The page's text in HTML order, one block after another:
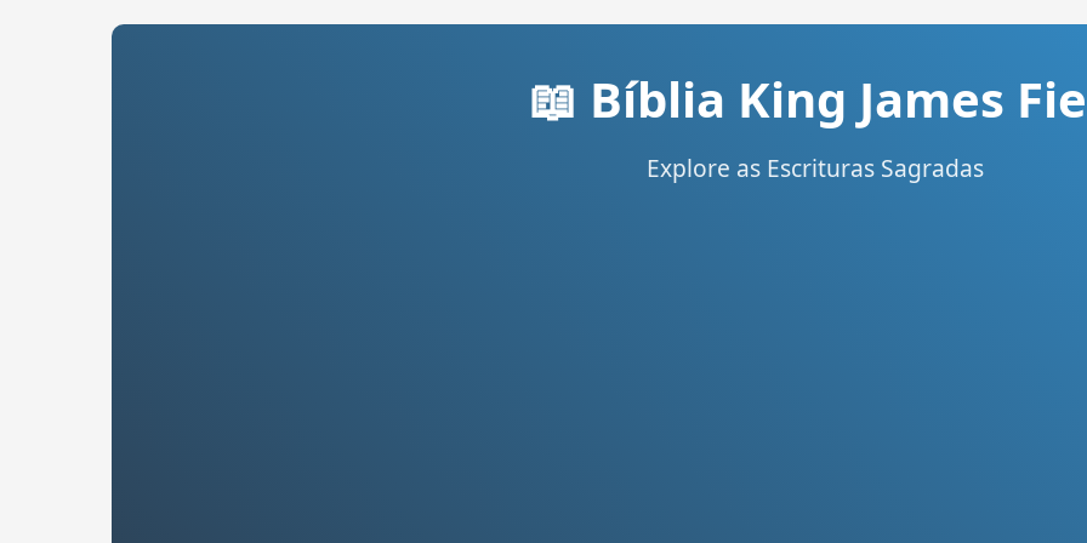
📖 Bíblia King James
Explore as Escrituras Sagradas